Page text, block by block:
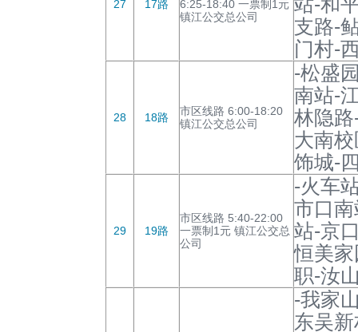
27 17路
6:25-18:40 一票制1元
镇江公交总公司
支路-
门村-
28 18路
市区线路 6:00-18:20
镇江公交总公司
-松盛
南站-
林隐
大南
饰城-
29 19路
市区线路 5:40-22:00
一票制1元 镇江公交总
公司
-火车
市口
站-京
恒美
职-汝
-我家
东吴